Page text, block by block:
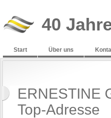
40
Start Über uns
ERNESTINE
Top-Adresse